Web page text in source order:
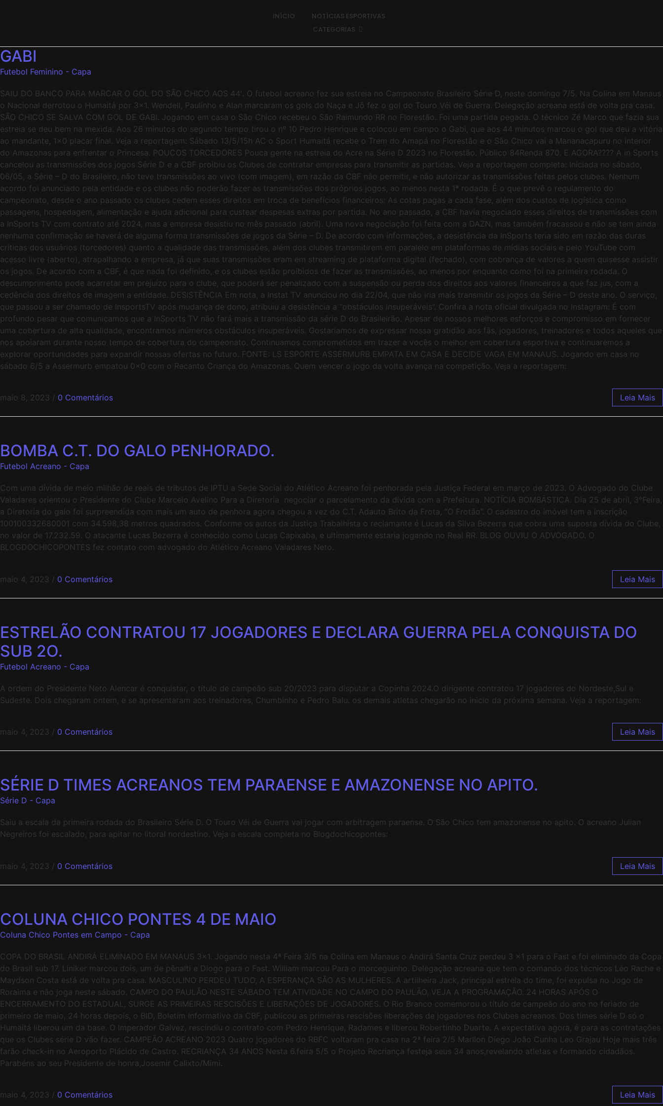
INÍCIO
NOTÍCIAS ESPORTIVAS
CATEGORIAS
GABI
Futebol Feminino - Capa
SAIU DO BANCO PARA MARCAR O GOL DO SÃO CHICO AOS 44′. O futebol acreano fez sua estreia no Campeonato Brasileiro Série D, neste domingo 7/5. Na Colina em Manaus
o Nacional derrotou o Humaitá por 3×1. Wendell, Paulinho e Alan marcaram os gols do Naça e Jô fez o gol do Touro Véi de Guerra. Delegação acreana está de volta pra casa.
SÃO CHICO SE SALVA COM GOL DE GABI. Jogando em casa o São Chico recebeu o São Raimundo RR no Florestão. Foi uma partida pegada. O técnico Zé Marco que fazia sua
estreia se deu bem na mexida. Aos 26 minutos do segundo tempo tirou o nº 10 Pedro Henrique e colocou em campo o Gabi, que aos 44 minutos marcou o gol que deu a vitória
ao mandante, 1×0 placar final. Veja a reportagem: Sábado 13/5/15h AC o Sport Humaitá recebe o Trem do Amapá no Florestão e o São Chico vai a Mananacapuru no interior
do Amazonas para enfrentar o Princesa. POUCOS TORCEDORES Pouca gente na estreia do Acre na Série D 2023 no Florestão. Público 84Renda 870. E AGORA???? A in Sports
cancelou as transmissões dos jogos Série D e a CBF proibiu os Clubes de contratar empresas para transmitir as partidas. Veja a reportagem completa: Iniciada no sábado,
06/05, a Série – D do Brasileiro, não teve transmissões ao vivo (com imagem), em razão da CBF não permitir, e não autorizar as transmissões feitas pelos clubes. Nenhum
acordo foi anunciado pela entidade e os clubes não poderão fazer as transmissões dos próprios jogos, ao menos nesta 1ª rodada. É o que prevê o regulamento do
campeonato, desde o ano passado os clubes cedem esses direitos em troca de benefícios financeiros: As cotas pagas a cada fase, além dos custos de logística como
passagens, hospedagem, alimentação e ajuda adicional para custear despesas extras por partida. No ano passado, a CBF havia negociado esses direitos de transmissões com
a InSports TV com contrato até 2024, mas a empresa desistiu no mês passado (abril). Uma nova negociação foi feita com a DAZN, mas também fracassou e não se tem ainda
nenhuma confirmação se haverá de alguma forma transmissões de jogos da Série – D. De acordo com informações, a desistência da InSports teria sido em razão das duras
críticas dos usuários (torcedores) quanto a qualidade das transmissões, além dos clubes transmitirem em paralelo em plataformas de mídias sociais e pelo YouTube com
acesso livre (aberto), atrapalhando a empresa, já que suas transmissões eram em streaming de plataforma digital (fechado), com cobrança de valores a quem quisesse assistir
os jogos. De acordo com a CBF, é que nada foi definido, e os clubes estão proibidos de fazer as transmissões, ao menos por enquanto como foi na primeira rodada. O
descumprimento pode acarretar em prejuízo para o clube, que poderá ser penalizado com a suspensão ou perda dos direitos aos valores financeiros a que faz jus, com a
cedência dos direitos de imagem a entidade. DESISTÊNCIA Em nota, a Instat TV anunciou no dia 22/04, que não iria mais transmitir os jogos da Série – D deste ano. O serviço,
que passou a ser chamado de InsportsTV após mudança de dono, atribuiu a desistência a “obstáculos insuperáveis”. Confira a nota oficial divulgada no Instagram: É com
profundo pesar que comunicamos que a InSports TV não fará mais a transmissão da série D do Brasileirão. Apesar de nossos melhores esforços e compromisso em fornecer
uma cobertura de alta qualidade, encontramos inúmeros obstáculos insuperáveis. Gostaríamos de expressar nossa gratidão aos fãs, jogadores, treinadores e todos aqueles que
nos apoiaram durante nosso tempo de cobertura do campeonato. Continuamos comprometidos em trazer a vocês o melhor em cobertura esportiva e continuaremos a
explorar oportunidades para expandir nossas ofertas no futuro. FONTE: LS ESPORTE ASSERMURB EMPATA EM CASA E DECIDE VAGA EM MANAUS. Jogando em casa no
sábado 6/5 a Assermurb empatou 0x0 com o Recanto Criança do Amazonas. Quem vencer o jogo da volta avança na competição. Veja a reportagem:
maio 8, 2023 / 0 Comentários Leia Mais
BOMBA C.T. DO GALO PENHORADO.
Futebol Acreano - Capa
Com uma dívida de meio milhão de reais de tributos de IPTU a Sede Social do Atlético Acreano foi penhorada pela Justiça Federal em março de 2023. O Advogado do Clube
Valadares orientou o Presidente do Clube Marcelo Avelino Para a Diretoria negociar o parcelamento da dívida com a Prefeitura. NOTÍCIA BOMBÁSTICA. Dia 25 de abril, 3°Feira,
a Diretoria do galo foi surpreendida com mais um auto de penhora agora chegou a vez do C.T. Adauto Brito da Frota, “O Frotão”. O cadastro do imóvel tem a inscrição
100100332680001 com 34.598,38 metros quadrados. Conforme os autos da Justiça Trabalhista o reclamante é Lucas da Silva Bezerra que cobra uma suposta dívida do Clube,
no valor de 17.232.59. O atacante Lucas Bezerra é conhecido como Lucas Capixaba, e ultimamente estaria jogando no Real RR. BLOG OUVIU O ADVOGADO. O
BLOGDOCHICOPONTES fez contato com advogado do Atlético Acreano Valadares Neto.
maio 4, 2023 / 0 Comentários Leia Mais
ESTRELÃO CONTRATOU 17 JOGADORES E DECLARA GUERRA PELA CONQUISTA DO
SUB 2O.
Futebol Acreano - Capa
A ordem do Presidente Neto Alencar é conquistar, o título de campeão sub 20/2023 para disputar a Copinha 2024.O dirigente contratou 17 jogadores do Nordeste,Sul e
Sudeste. Dois chegaram ontem, e se apresentaram aos treinadores, Chumbinho e Pedro Balu. os demais atletas chegarão no inicio da próxima semana. Veja a reportagem:
maio 4, 2023 / 0 Comentários Leia Mais
SÉRIE D TIMES ACREANOS TEM PARAENSE E AMAZONENSE NO APITO.
Série D - Capa
Saiu a escala da primeira rodada do Brasileiro Série D. O Touro Véi de Guerra vai jogar com arbitragem paraense. O São Chico tem amazonense no apito. O acreano Julian
Negreiros foi escalado, para apitar no litoral nordestino. Veja a escala completa no Blogdochicopontes:
maio 4, 2023 / 0 Comentários Leia Mais
COLUNA CHICO PONTES 4 DE MAIO
Coluna Chico Pontes em Campo - Capa
COPA DO BRASIL ANDIRÁ ELIMINADO EM MANAUS 3×1. Jogando nesta 4ª Feira 3/5 na Colina em Manaus o Andirá Santa Cruz perdeu 3 x1 para o Fast e foi eliminado da Copa
do Brasil sub 17. Liniker marcou dois, um de pênalti e Diogo para o Fast. William marcou Para o morceguinho. Delegação acreana que tem o comando dos técnicos Léo Rache e
Maydson Costa está de volta pra casa. MASCULINO PERDEU TUDO, A ESPERANÇA SÃO AS MULHERES. A artilheira Jack, principal estrela do time, foi expulsa no Jogo de
Roraima e não joga neste sábado. CAMPO DO PAULÃO NESTE SÁBADO TEM ATIVIDADE NO CAMPO DO PAULÃO, VEJA A PROGRAMAÇÃO. 24 HORAS APÓS O
ENCERRAMENTO DO ESTADUAL, SURGE AS PRIMEIRAS RESCISÕES E LIBERAÇÕES DE JOGADORES. O Rio Branco comemorou o título de campeão do ano no feriado de
primeiro de maio, 24 horas depois, o BID, Boletim Informativo da CBF, publicou as primeiras rescisões liberações de jogadores nos Clubes acreanos. Dos times série D só o
Humaitá liberou um da base. O Imperador Galvez, rescindiu o contrato com Pedro Henrique, Radames e liberou Robertinho Duarte. A expectativa agora, é para as contratações
que os Clubes série D vão fazer. CAMPEÃO ACREANO 2023 Quatro jogadores do RBFC voltaram pra casa na 2ª feira 2/5 Marllon Diego João Cunha Leo Grajau Hoje mais três
farão check-in no Aeroporto Plácido de Castro. RECRIANÇA 34 ANOS Nesta 6.feira 5/5 o Projeto Recriança festeja seus 34 anos,revelando atletas e formando cidadãos.
Parabéns ao seu Presidente de honra,Josemir Calixto/Mimi.
maio 4, 2023 / 0 Comentários Leia Mais